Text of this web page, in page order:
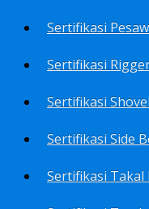
Sertifikasi
Sertifikasi
Sertifikasi
Sertifikasi Takal